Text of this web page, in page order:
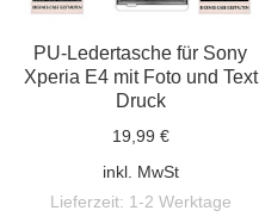
PU-Ledertasche für Sony
Xperia E4 mit Foto und Text
Druck
19,99 €
inkl. MwSt
Lieferzeit: 1-2 Werktage